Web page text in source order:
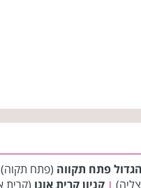
פתח תקווה (פתח תקוה)
| קניון קרית אונו (קרית